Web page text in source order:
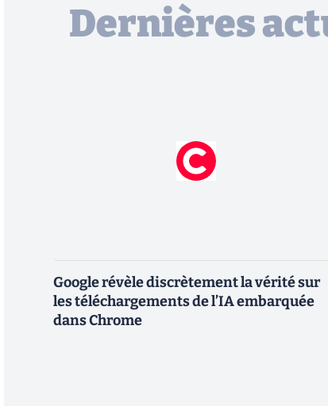
Dernières
Google révèle discrètement la vérité sur
les téléchargements de l’IA embarquée
dans Chrome